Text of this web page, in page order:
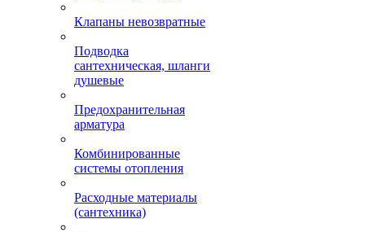
Клапаны невозвратные
Подводка
сантехническая, шланги
душевые
Предохранительная
арматура
Комбинированные
системы отопления
Расходные материалы
(сантехника)